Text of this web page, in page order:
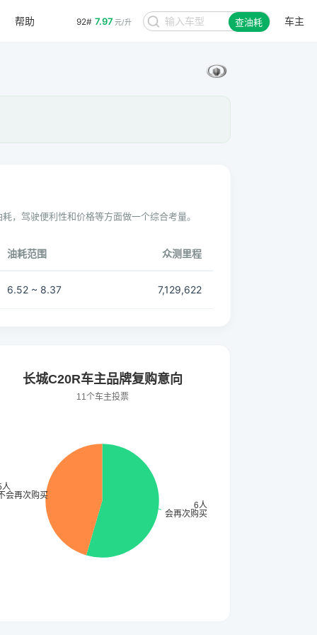
92# 7.97 元/升 查油耗 车主
帮助
，驾驶便利性和价格等方面做一个综合考量。
油耗范围 众测里程
6.52 ~ 8.37 7,129,622